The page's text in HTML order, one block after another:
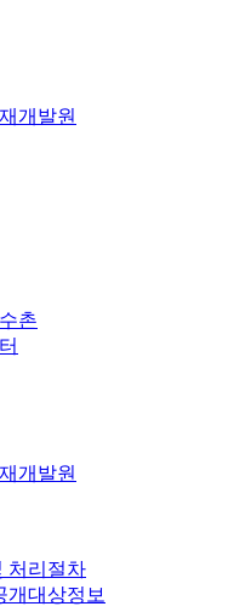
개발원
촌
개발원
처리절차
개대상정보